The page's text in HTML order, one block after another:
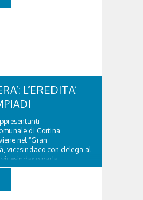
L’EREDITA’
di Cortina
nel “Gran
vicesindaco con delega al
parla
Milano Cortina 2026,